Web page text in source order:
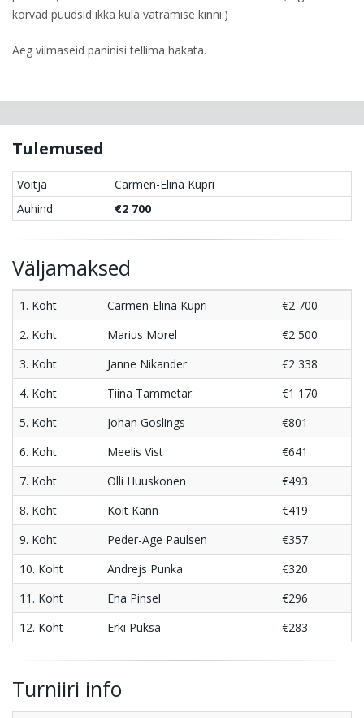
kõrvad püüdsid ikka küla vatramise kinni.)
Aeg viimaseid paninisi tellima hakata.
Tulemused
Võitja
Carmen-Elina Kupri
Auhind
€2 700
Väljamaksed
1. Koht Carmen-Elina Kupri
€2 700
2. Koht
Marius Morel
€2 500
3. Koht
Janne Nikander
€2 338
4. Koht
Tiina Tammetar
€1 170
5. Koht
Johan Goslings
€801
6. Koht
Meelis Vist
€641
7. Koht
Olli Huuskonen
€493
8. Koht
Koit Kann
€419
9. Koht
Peder-Age Paulsen
€357
10. Koht
Andrejs Punka
€320
11. Koht
Eha Pinsel
€296
12. Koht
Erki Puksa €283
Turniiri info